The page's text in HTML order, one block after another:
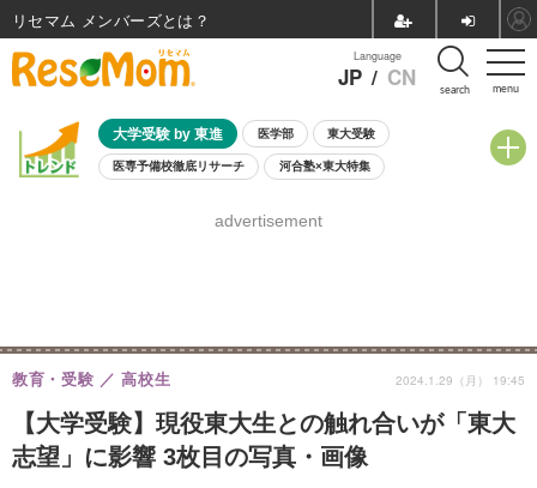
menu
Language
JP / CN search
大学受験 by 東進 医学部 東大受験
医専予備校徹底リサーチ 河合塾×東大特集
8月開催学校説明会・相談会
advertisement
【大学受験】現役東大生との触れ合いが「東大
志望」に影響 3枚目の写真・画像
教育・受験 高校生 2024.1.29（月） 19:45
リセマム メンバーズ